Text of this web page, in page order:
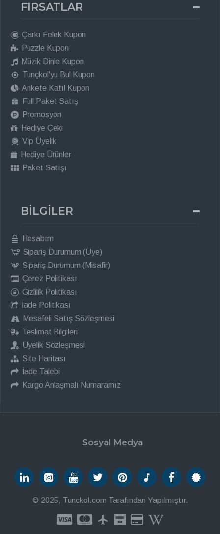
FIRSATLAR
Çarkı Felek Kupon
Puzzle Kupon
Müzik Dinle Kupon
Tunçkol'yu Bul Kupon
Ankete Katıl Kupon
Full Paket Satış
Promosyon
Hediye Çeki
Vip Üyelik
Hediye Ürünler
Paket Satışı
BİLGİLER
Hesabım
Sipariş Durumum (Üye)
Sipariş Durumum (Misafir)
Çerez Politikası
Gizlilik Politikası
İade Politikası
Mesafeli Satış Sözleşmesi
Teslimat Bilgileri
Üyelik Sözleşmesi
Site Haritası
İade Talebi
Kargo Anlaşmalı Numaramız
Sosyal Medya
© 2025, Tunckol.com Tarafından Yapılmıştır.